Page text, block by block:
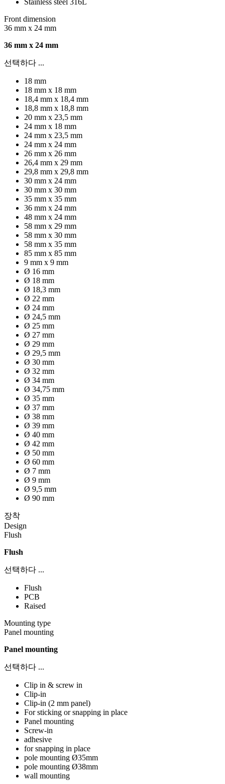
Stainless steel 316L
Front dimension
36 mm x 24 mm
36 mm x 24 mm
선택하다 ...
18 mm
18 mm x 18 mm
18,4 mm x 18,4 mm
18,8 mm x 18,8 mm
20 mm x 23,5 mm
24 mm x 18 mm
24 mm x 23,5 mm
24 mm x 24 mm
26 mm x 26 mm
26,4 mm x 29 mm
29,8 mm x 29,8 mm
30 mm x 24 mm
30 mm x 30 mm
35 mm x 35 mm
36 mm x 24 mm
48 mm x 24 mm
58 mm x 29 mm
58 mm x 30 mm
58 mm x 35 mm
85 mm x 85 mm
9 mm x 9 mm
Ø 16 mm
Ø 18 mm
Ø 18,3 mm
Ø 22 mm
Ø 24 mm
Ø 24,5 mm
Ø 25 mm
Ø 27 mm
Ø 29 mm
Ø 29,5 mm
Ø 30 mm
Ø 32 mm
Ø 34 mm
Ø 34,75 mm
Ø 35 mm
Ø 37 mm
Ø 38 mm
Ø 39 mm
Ø 40 mm
Ø 42 mm
Ø 50 mm
Ø 60 mm
Ø 7 mm
Ø 9 mm
Ø 9,5 mm
Ø 90 mm
장착
Design
Flush
Flush
선택하다 ...
Flush
PCB
Raised
Mounting type
Panel mounting
Panel mounting
선택하다 ...
Clip in & screw in
Clip-in
Clip-in (2 mm panel)
For sticking or snapping in place
Panel mounting
Screw-in
adhesive
for snapping in place
pole mounting Ø35mm
pole mounting Ø38mm
wall mounting